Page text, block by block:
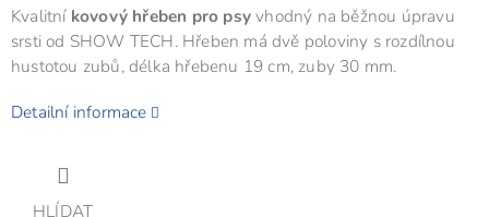
Kvalitní kovový hřeben pro psyvhodný na běžnou úpravu
srsti od SHOW TECH. Hřeben má dvě poloviny s rozdílnou
hustotou zubů, délka hřebenu 19 cm, zuby 30 mm.
Detailní informace
HLÍDAT